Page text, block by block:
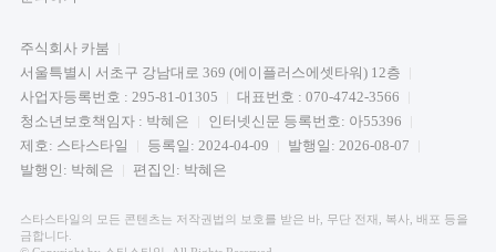
주식회사 카붐
서울특별시 서초구 강남대로 369 (에이플러스에셋타워) 12층
사업자등록번호 : 295-81-01305
대표번호 : 070-4742-3566
청소년보호책임자 : 박혜은
인터넷신문 등록번호: 아55396
제호: 스타스타일
등록일: 2024-04-09
발행일: 2026-08-07
발행인: 박혜은
편집인: 박혜은
스타스타일의 모든 콘텐츠는 저작권법의 보호를 받은 바, 무단 전재, 복사, 배포 등을
금합니다.